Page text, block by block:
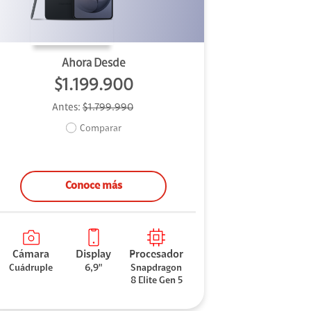
Ahora Desde
$1.199.900
Antes: $1.799.990
Comparar
Conoce más
Cámara
Cuádruple
Display
6,9"
Procesador
Snapdragon
8 Elite Gen 5